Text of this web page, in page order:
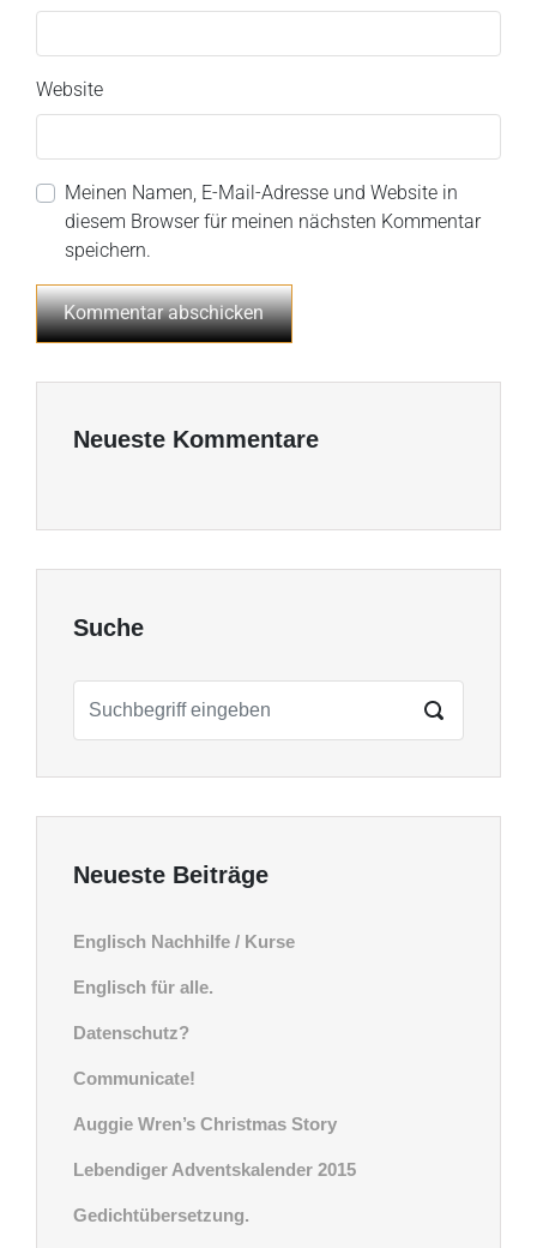
Website
Meinen Namen, E-Mail-Adresse und Website in
diesem Browser für meinen nächsten Kommentar
speichern.
Neueste Kommentare
Suche
Neueste Beiträge
Englisch Nachhilfe / Kurse
Englisch für alle.
Datenschutz?
Communicate!
Auggie Wren’s Christmas Story
Lebendiger Adventskalender 2015
Gedichtübersetzung.